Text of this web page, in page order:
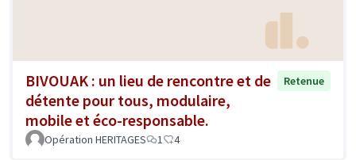
BIVOUAK : un lieu de rencontre et de
détente pour tous, modulaire,
mobile et éco-responsable.
Retenue
Opération HERITAGES 1 4